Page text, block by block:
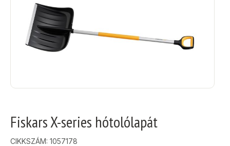
Fiskars X-series hótolólapát
CIKKSZÁM: 1057178